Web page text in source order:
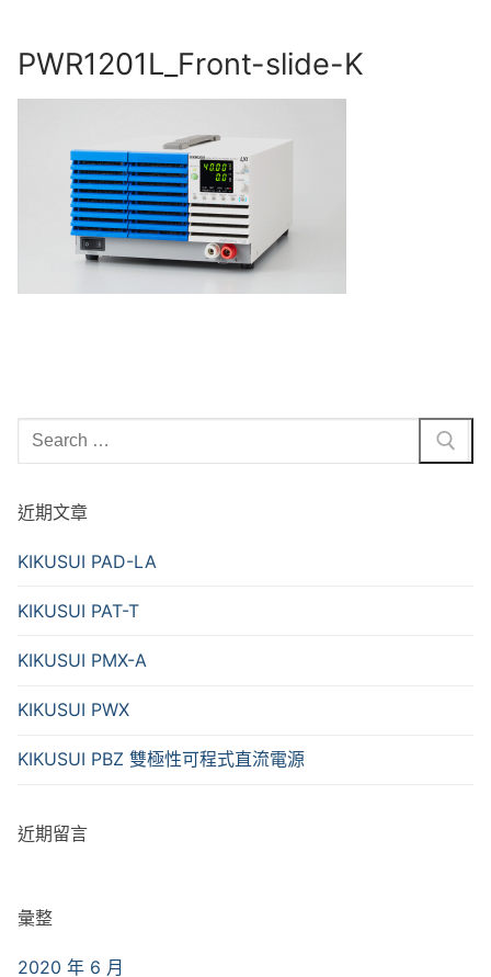
content
PWR1201L_Front-slide-K
Search
近期文章
KIKUSUI PAD-LA
KIKUSUI PAT-T
KIKUSUI PMX-A
KIKUSUI PWX
KIKUSUI PBZ 雙極性可程式直流電源
近期留言
彙整
2020 年 6 月